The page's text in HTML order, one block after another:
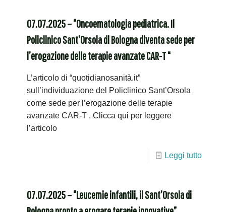
07.07.2025 – “Oncoematologia pediatrica. Il
Policlinico Sant’Orsola di Bologna diventa sede per
l’erogazione delle terapie avanzate CAR-T “
L’articolo di “quotidianosanità.it”
sull’individuazione del Policlinico Sant’Orsola
come sede per l’erogazione delle terapie
avanzate CAR-T , Clicca qui per leggere
l’articolo
Leggi tutto
07.07.2025 – “Leucemie infantili, il Sant’Orsola di